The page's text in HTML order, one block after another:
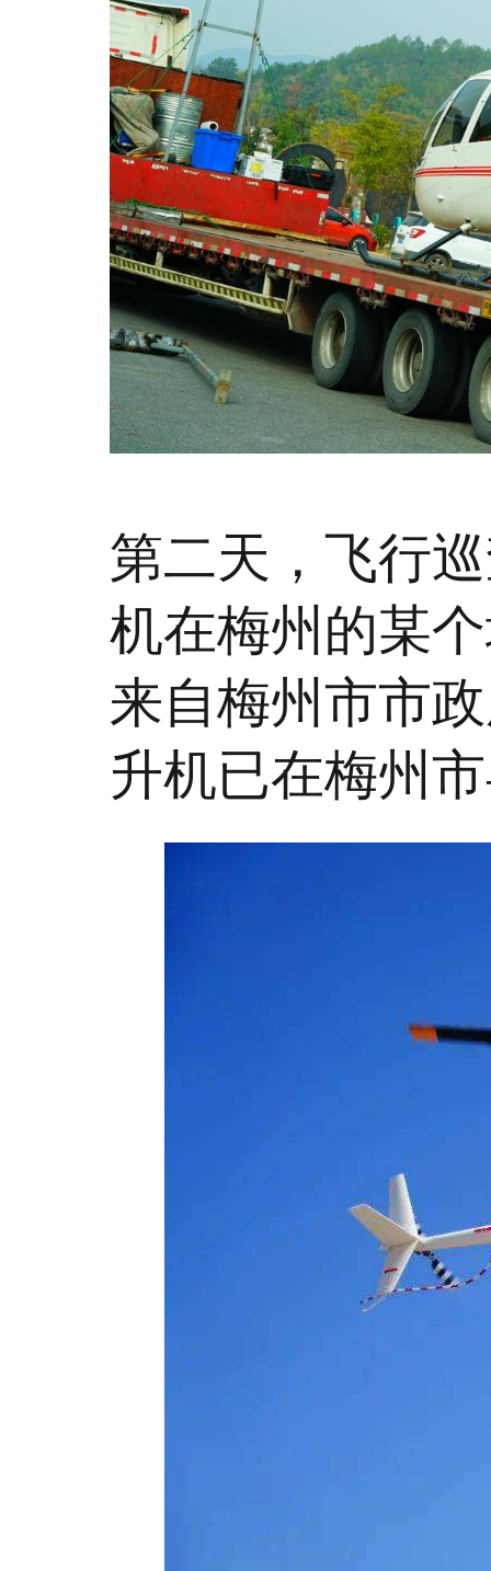
第二天，飞行
机在梅州的某
来自梅州市市
升机已在梅州